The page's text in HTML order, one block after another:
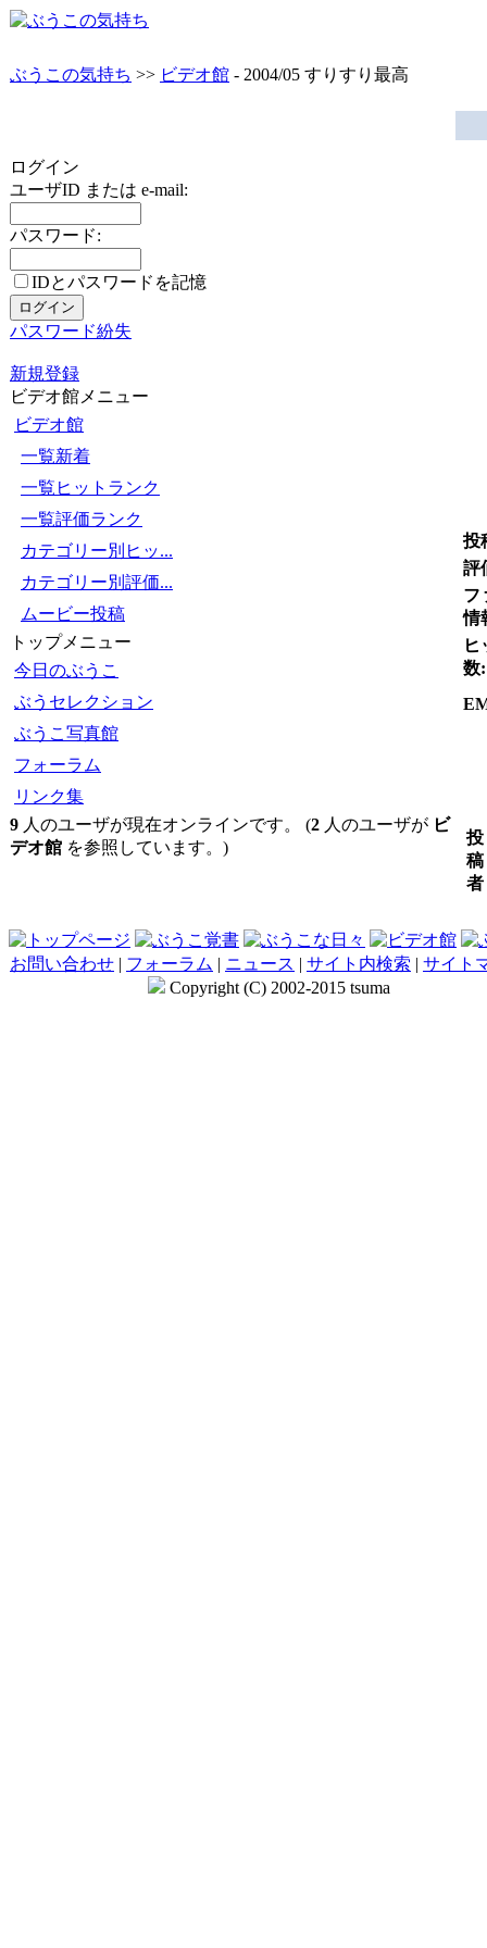
ぶうこの気持ち >> ビデオ館 - 2004/05 すりすり最高
ログイン
ユーザID または e-mail:
パスワード:
IDとパスワードを記憶
パスワード紛失
新規登録
ビデオ館メニュー
ビデオ館
一覧新着
一覧ヒットランク
一覧評価ランク
カテゴリー別ヒッ...
カテゴリー別評価...
ムービー投稿
トップメニュー
今日のぶうこ
ぶうセレクション
ぶうこ写真館
フォーラム
リンク集
9 人のユーザが現在オンラインです。 (2 人のユーザが ビ
デオ館 を参照しています。)
投
評
フ
情
ヒ
数:
投
稿
者
お問い合わせ | フォーラム | ニュース | サイト内検索 | サイト
Copyright (C) 2002-2015 tsuma